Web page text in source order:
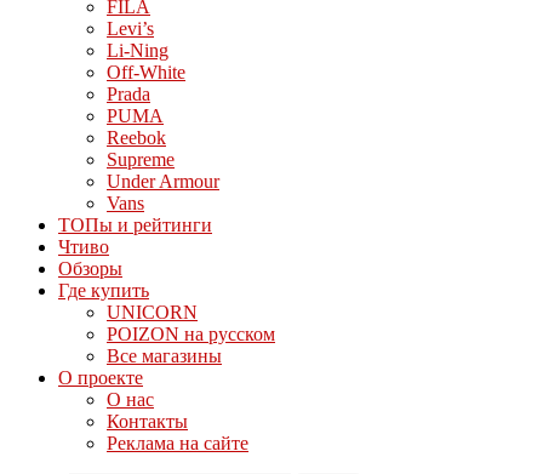
FILA
Levi’s
Li-Ning
Off-White
Prada
PUMA
Reebok
Supreme
Under Armour
Vans
ТОПы и рейтинги
Чтиво
Обзоры
Где купить
UNICORN
POIZON на русском
Все магазины
О проекте
О нас
Контакты
Реклама на сайте